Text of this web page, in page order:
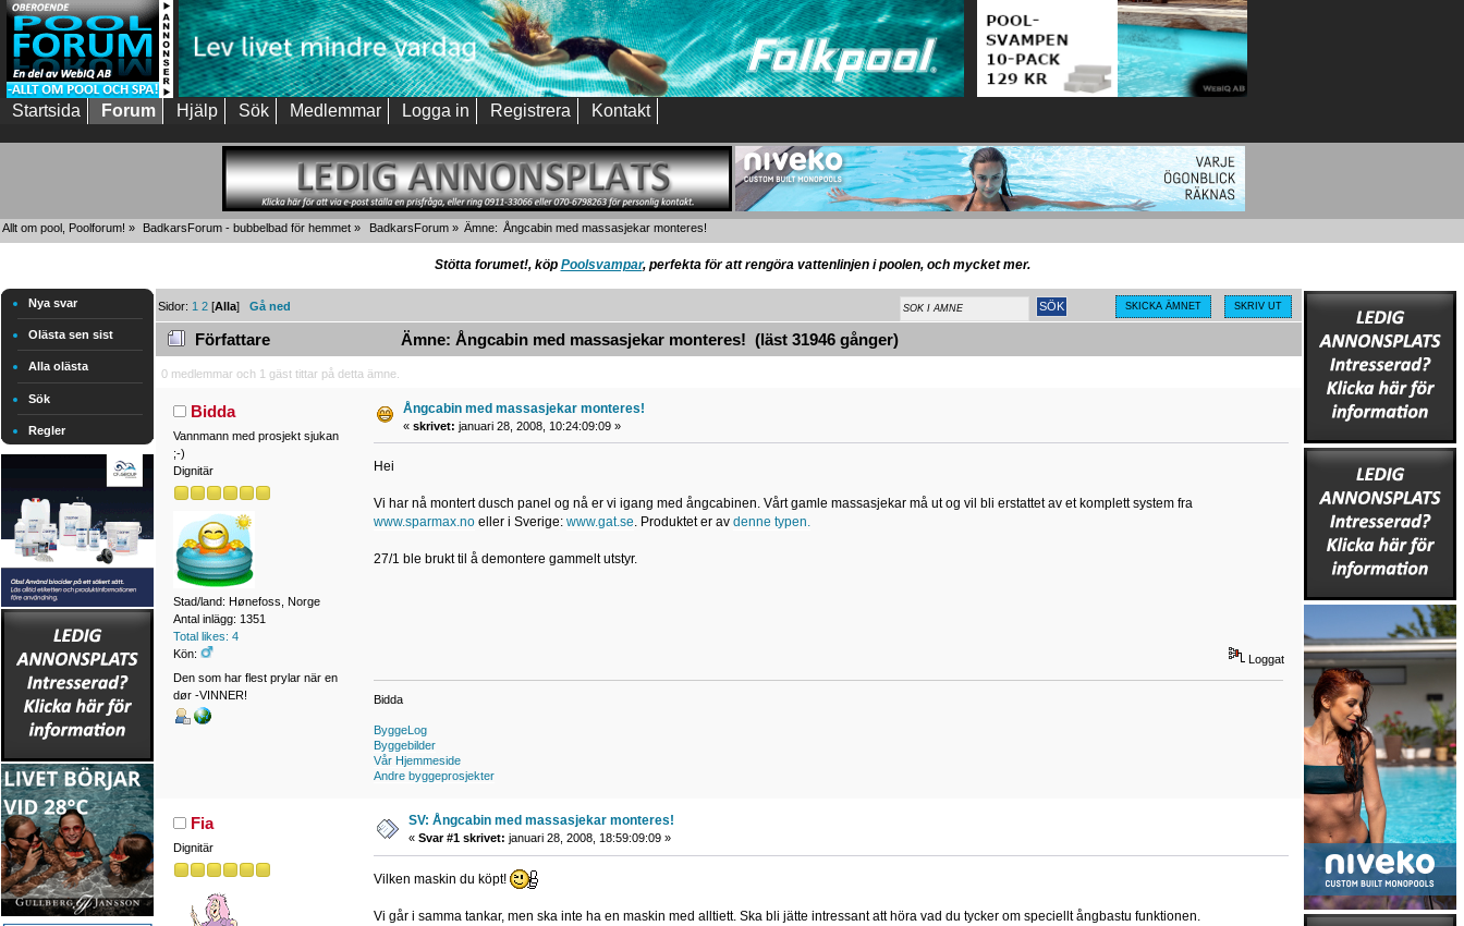
Startsida Forum Hjälp Sök Medlemmar Logga in Registrera Kontakt
Allt om pool, Poolforum! » BadkarsForum - bubbelbad för hemmet » BadkarsForum» Ämne: Ångcabin med massasjekar monteres!
Stötta forumet!, köp Poolsvampar, perfekta för att rengöra vattenlinjen i poolen, och mycket mer.
Nya svar
Olästa sen sist
Alla olästa
Sök
Regler
SKICKA ÄMNET SKRIV UT
Sidor: 1 2 [Alla]Gå ned
Författare Ämne: Ångcabin med massasjekar monteres! (läst 31946 gånger)
0 medlemmar och 1 gäst tittar på detta ämne.
Bidda
Vannmann med prosjekt sjukan
;-)
Dignitär
Stad/land: Hønefoss, Norge
Antal inlägg: 1351
Total likes: 4
Kön:
Den som har flest prylar när en
dør -VINNER!
Ångcabin med massasjekar monteres!
« skrivet: januari 28, 2008, 10:24:09:09 »
Hei
Vi har nå montert dusch panel og nå er vi igang med ångcabinen. Vårt gamle massasjekar må ut og vil bli erstattet av et komplett system fra
www.sparmax.noeller i Sverige: www.gat.se . Produktet er av denne typen.
27/1 ble brukt til å demontere gammelt utstyr.
Loggat
Bidda
ByggeLog
Byggebilder
Vår Hjemmeside
Andre byggeprosjekter
Fia
Dignitär
SV: Ångcabin med massasjekar monteres!
« Svar #1 skrivet: januari 28, 2008, 18:59:09:09 »
Vilken maskin du köpt!
Vi går i samma tankar, men ska inte ha en maskin med alltiett. Ska bli jätte intressant att höra vad du tycker om speciellt ångbastu funktionen.